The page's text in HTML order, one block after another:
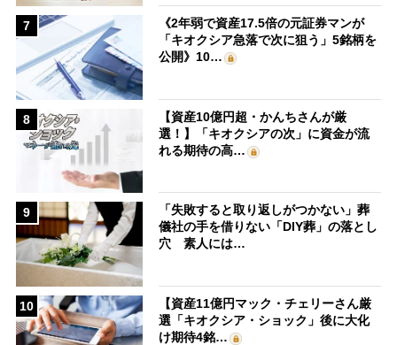
7
《2年弱で資産17.5倍の元証券マンが
「キオクシア急落で次に狙う」5銘柄を
公開》10…
8
【資産10億円超・かんちさんが厳
選！】「キオクシアの次」に資金が流
れる期待の高…
9
「失敗すると取り返しがつかない」葬
儀社の手を借りない「DIY葬」の落とし
穴 素人には…
10
【資産11億円マック・チェリーさん厳
選「キオクシア・ショック」後に大化
け期待4銘…